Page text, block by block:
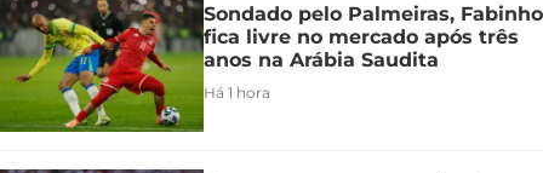
Sondado pelo Palmeiras, Fabinho
fica livre no mercado após três
anos na Arábia Saudita
Há 1 hora